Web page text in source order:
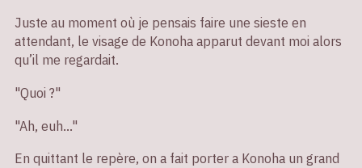
Juste au moment où je pensais faire une sieste en
attendant, le visage de Konoha apparut devant moi alors
qu’il me regardait.
"Quoi ?"
"Ah, euh…"
En quittant le repère, on a fait porter a Konoha un grand